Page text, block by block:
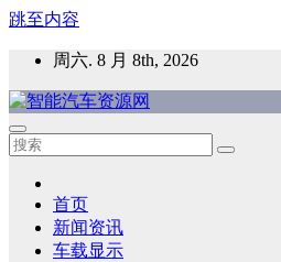
跳至内容
周六. 8 月 8th, 2026
智能汽车资源网
智能表面，智能内饰，新能源汽车
首页
新闻资讯
车载显示